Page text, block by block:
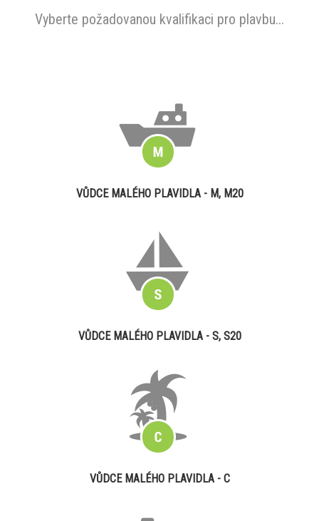
Vyberte požadovanou kvalifikaci pro plavbu...
VŮDCE MALÉHO PLAVIDLA - M, M20
VŮDCE MALÉHO PLAVIDLA - S, S20
VŮDCE MALÉHO PLAVIDLA - C